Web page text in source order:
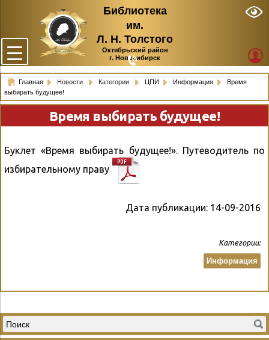
Библиотека
им.
Л. Н. Толстого
Октябрьский район
г. Новосибирск
Главная Новости Категории ЦПИ Информация
Время
выбирать будущее!
Время выбирать будущее!
Буклет «Время выбирать будущее!». Путеводитель по
избирательному праву
Дата публикации: 14-09-2016
Категории:
Информация